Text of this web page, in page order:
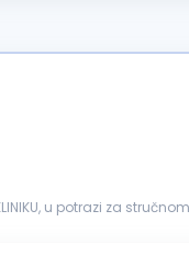
u potrazi za